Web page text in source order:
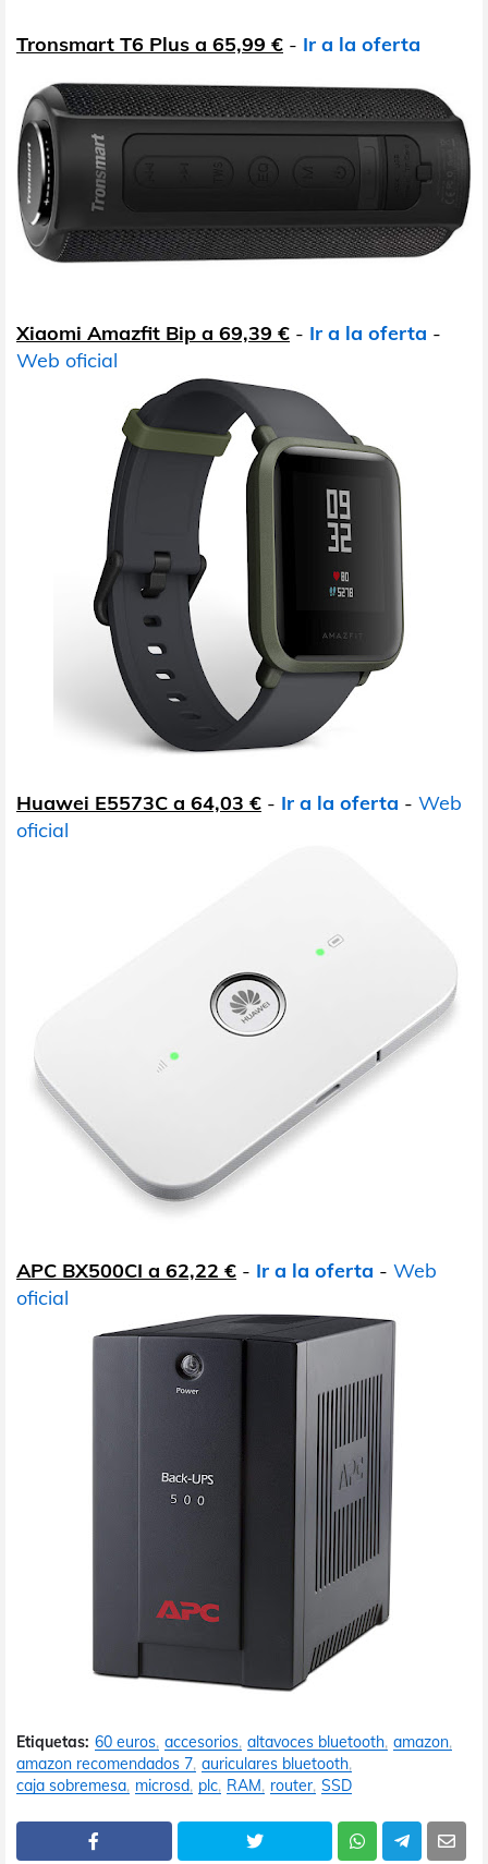
Tronsmart T6 Plus a 65,99 € - Ir a la oferta
Xiaomi Amazfit Bip a 69,39 € - Ir a la oferta -
Web oficial
Huawei E5573C a 64,03 € - Ir a la oferta - Web
oficial
APC BX500CI a 62,22 € - Ir a la oferta - Web
oficial
Etiquetas: 60 euros accesorios altavoces bluetooth amazon
amazon recomendados 7 auriculares bluetooth
caja sobremesa microsd plc RAM router SSD